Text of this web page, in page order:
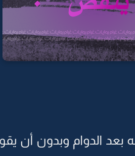
بعد الدوام وبدون أن